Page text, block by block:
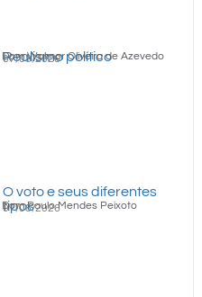
Realismo político
Dom Walmor Oliveira de Azevedo
07/08/2026
O voto e seus diferentes
tipos
Dom Paulo Mendes Peixoto
07/08/2026